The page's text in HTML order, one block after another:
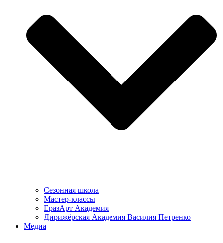
Сезонная школа
Мастер-классы
ЕразАрт Академия
Дирижёрская Академия Василия Петренко
Медиа